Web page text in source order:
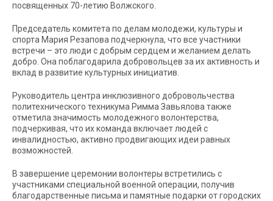
посвященных 70-летию Волжского.
Председатель комитета по делам молодежи, культуры и
спорта Мария Резапова подчеркнула, что все участники
встречи – это люди с добрым сердцем и желанием делать
добро. Она поблагодарила добровольцев за их активность и
вклад в развитие культурных инициатив.
Руководитель центра инклюзивного добровольчества
политехнического техникума Римма Завьялова также
отметила значимость молодежного волонтерства,
подчеркивая, что их команда включает людей с
инвалидностью, активно продвигающих идеи равных
возможностей.
В завершение церемонии волонтеры встретились с
участниками специальной военной операции, получив
благодарственные письма и памятные подарки от городских